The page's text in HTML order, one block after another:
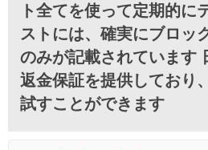
ト全てを使って定期的に
ストには、確実にブロッ
のみが記載されています
返金保証を提供しており
試すことができます